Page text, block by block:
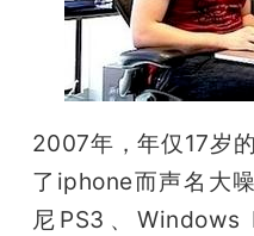
2007年，年仅17岁
了iphone而声名大
尼PS3、Windows